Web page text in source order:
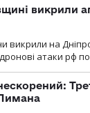
викрили
викрили на
атаки рф